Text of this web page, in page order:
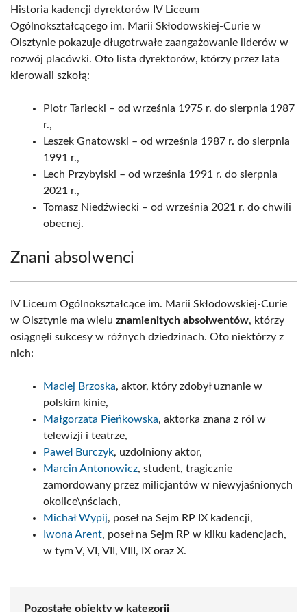
Historia kadencji dyrektorów IV Liceum
Ogólnokształcącego im. Marii Skłodowskiej-Curie w
Olsztynie pokazuje długotrwałe zaangażowanie liderów w
rozwój placówki. Oto lista dyrektorów, którzy przez lata
kierowali szkołą:
Piotr Tarlecki – od września 1975 r. do sierpnia 1987
r.,
Leszek Gnatowski – od września 1987 r. do sierpnia
1991 r.,
Lech Przybylski – od września 1991 r. do sierpnia
2021 r.,
Tomasz Niedźwiecki – od września 2021 r. do chwili
obecnej.
Znani absolwenci
IV Liceum Ogólnokształcące im. Marii Skłodowskiej-Curie
w Olsztynie ma wielu znamienitych absolwentów, którzy
osiągnęli sukcesy w różnych dziedzinach. Oto niektórzy z
nich:
Maciej Brzoska, aktor, który zdobył uznanie w
polskim kinie,
Małgorzata Pieńkowska, aktorka znana z ról w
telewizji i teatrze,
Paweł Burczyk, uzdolniony aktor,
Marcin Antonowicz, student, tragicznie
zamordowany przez milicjantów w niewyjaśnionych
okolice\nściach,
Michał Wypij, poseł na Sejm RP IX kadencji,
Iwona Arent, poseł na Sejm RP w kilku kadencjach,
w tym V, VI, VII, VIII, IX oraz X.
Pozostałe obiekty w kategorii